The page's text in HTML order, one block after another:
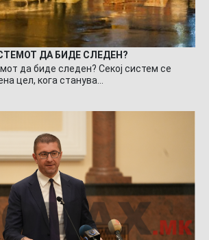
ДА БИДЕ СЛЕДЕН?
да биде следен? Секој систем се
цел, кога станува…